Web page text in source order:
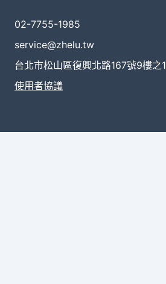
02-7755-1985
service@zhelu.tw
台北市松山區復興北路167號9樓之1
使用者協議